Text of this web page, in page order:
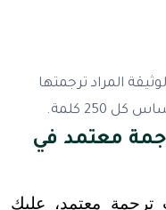
المراد ترجمتها
كلمة.
معتمد في